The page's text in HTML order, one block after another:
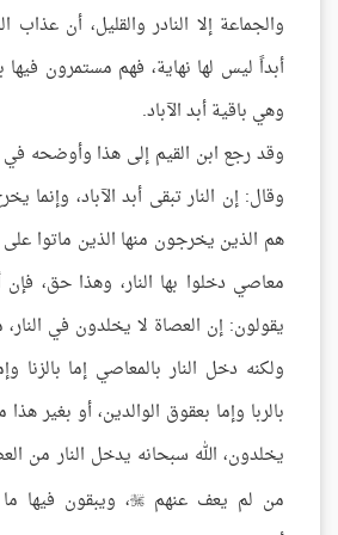
والجماعة إلا النادر والقليل، أن عذاب
أبداً ليس لها نهاية، فهم مستمرون فيها
وهي باقية أبد الآباد.
وقد رجع ابن القيم إلى هذا وأوضحه
وقال: إن النار تبقى أبد الآباد، وإنما
هم الذين يخرجون منها الذين ماتوا
معاصي دخلوا بها النار، وهذا حق،
يقولون: إن العصاة لا يخلدون في
ولكنه دخل النار بالمعاصي إما بالزنا
بالربا وإما بعقوق الوالدين، أو بغير
يخلدون، الله سبحانه يدخل النار من
من لم يعف عنهم ، ويبقون فيها